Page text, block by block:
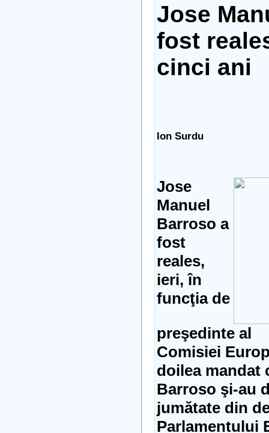
Jose
fost
cinci ani
Ion Surdu
Jose
Manuel
Barroso a
fost
reales,
ieri, în
funcţia de
preşedinte al
Comisiei
doilea mandat
Barroso şi-au
jumătate din
Parlamentului